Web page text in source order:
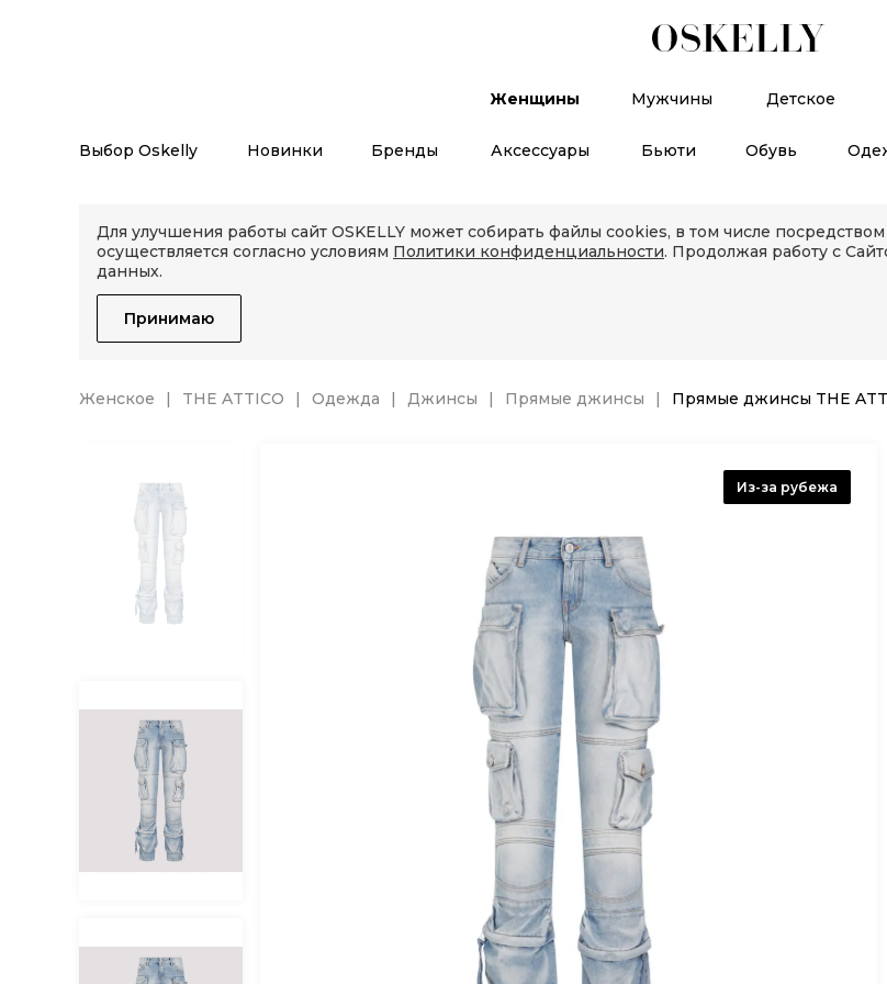
Женщины Мужчины Детское
Выбор Oskelly Новинки Бренды Аксессуары Бьюти Обувь
Для улучшения работы сайт OSKELLY может собирать файлы cookies, в том числе
осуществляется согласно условиям Политики конфиденциальности. Продолжая работу с
данных.
Принимаю
Женское THE ATTICO Одежда Джинсы Прямые джинсы Прямые джинсы THE
Из-за рубежа